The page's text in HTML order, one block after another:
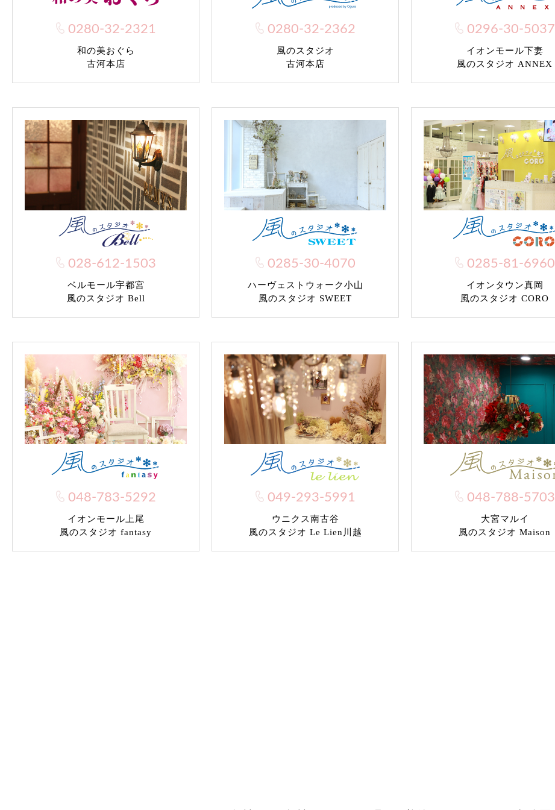
0280-32-2321
和の美おぐら
古河本店
0280-32-2362
風のスタジオ
古河本店
0296-30-5037
イオンモール下妻
風のスタジオ ANNEX
028-612-1503
ベルモール宇都宮
風のスタジオ Bell
0285-30-4070
ハーヴェストウォーク小山
風のスタジオ SWEET
0285-81-6960
イオンタウン真岡
風のスタジオ CORO
048-783-5292
イオンモール上尾
風のスタジオ fantasy
049-293-5991
ウニクス南古谷
風のスタジオ Le Lien川越
048-788-5703
大宮マルイ
風のスタジオ Maison